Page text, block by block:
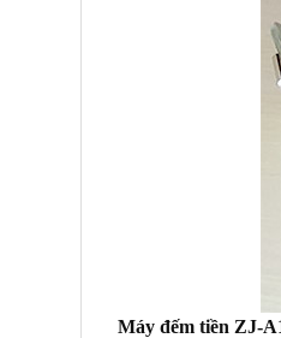
Máy đếm tiền ZJ-